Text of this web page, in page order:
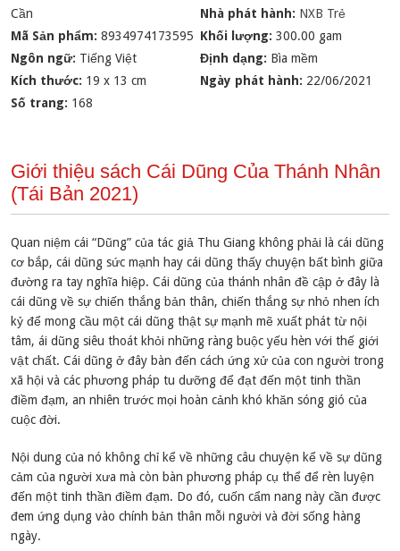
Cần
Nhà phát hành: NXB Trẻ
Mã Sản phẩm:8934974173595 Khối lượng: 300.00 gam
Ngôn ngữ: Tiếng Việt Định dạng: Bìa mềm
Kích thước: 19 x 13 cm Ngày phát hành: 22/06/2021
Số trang: 168
Giới thiệu sách Cái Dũng Của Thánh Nhân
(Tái Bản 2021)
Quan niệm cái “Dũng” của tác giả Thu Giang không phải là cái dũng
cơ bắp, cái dũng sức mạnh hay cái dũng thấy chuyện bất bình giữa
đường ra tay nghĩa hiệp. Cái dũng của thánh nhân đề cập ở đây là
cái dũng về sự chiến thắng bản thân, chiến thắng sự nhỏ nhen ích
kỷ để mong cầu một cái dũng thật sự mạnh mẽ xuất phát từ nội
tâm, ái dũng siêu thoát khỏi những ràng buộc yếu hèn với thế giới
vật chất. Cái dũng ở đây bàn đến cách ứng xử của con người trong
xã hội và các phương pháp tu dưỡng để đạt đến một tinh thần
điềm đạm, an nhiên trước mọi hoàn cảnh khó khăn sóng gió của
cuộc đời.
Nội dung của nó không chỉ kể về những câu chuyện kể về sự dũng
cảm của người xưa mà còn bàn phương pháp cụ thể để rèn luyện
đến một tinh thần điềm đạm. Do đó, cuốn cẩm nang này cần được
đem ứng dụng vào chính bản thân mỗi người và đời sống hàng
ngày.